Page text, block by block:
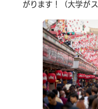
がります！（大学が